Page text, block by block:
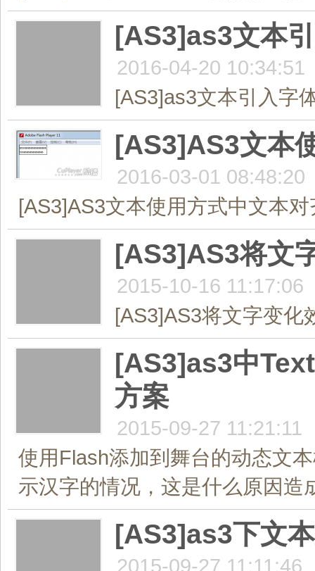
[AS3]as3文本
2016-04-20 10:34:51
[AS3]as3文本引入字
[AS3]AS3文本
2016-03-01 08:48:20
[AS3]AS3文本使用方式中文本
[AS3]AS3将文
2015-10-16 11:17:06
[AS3]AS3将文字变化
[AS3]as3中
方案
2015-09-27 11:21:11
使用Flash添加到舞台的动态文
示汉字的情况，这是什么原因造
[AS3]as3下文
2015-09-27 11:11:46